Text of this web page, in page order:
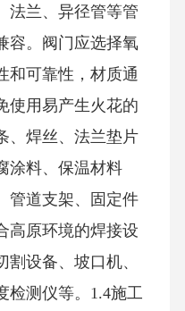
法兰、异径管等管
容。阀门应选择氧
和可靠性，材质通
使用易产生火花的
、焊丝、法兰垫片
涂料、保温材料
管道支架、固定件
高原环境的焊接设
设备、坡口机、
检测仪等。1.4施工